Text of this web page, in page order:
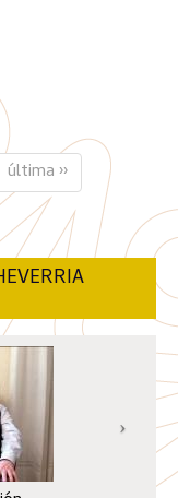
última ››